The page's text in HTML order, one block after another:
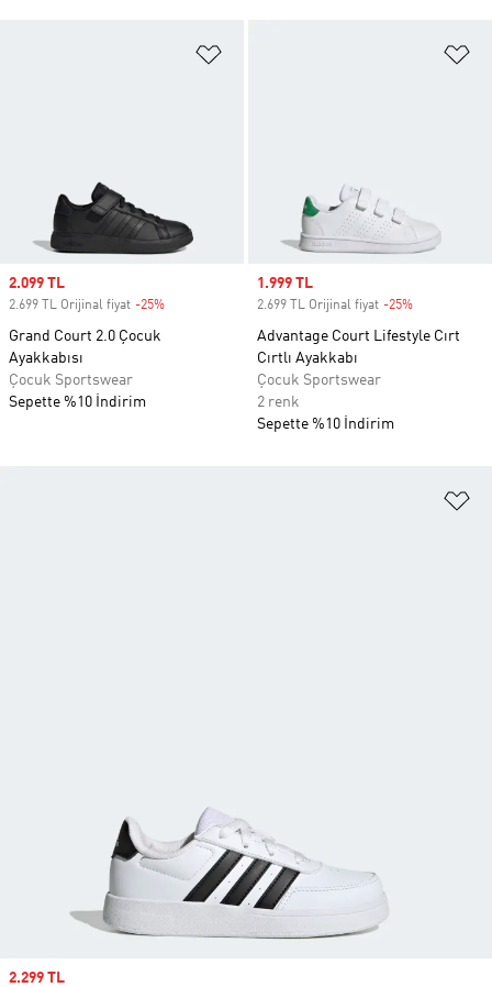
Sale price
2.099 TL
2.699 TL Orijinal fiyat -25%
Grand Court 2.0 Çocuk
Ayakkabısı
Çocuk Sportswear
Sepette %10 İndirim
Sale price
1.999 TL
2.699 TL Orijinal fiyat -25%
Advantage Court Lifestyle Cırt
Cırtlı Ayakkabı
Çocuk Sportswear
2 renk
Sepette %10 İndirim
Sale price
2.299 TL